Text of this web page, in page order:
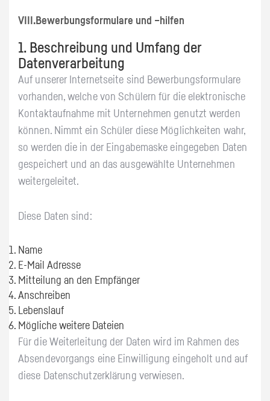
VIII.Bewerbungsformulare und –hilfen
1. Beschreibung und Umfang der
Datenverarbeitung
Auf unserer Internetseite sind Bewerbungsformulare
vorhanden, welche von Schülern für die elektronische
Kontaktaufnahme mit Unternehmen genutzt werden
können. Nimmt ein Schüler diese Möglichkeiten wahr,
so werden die in der Eingabemaske eingegeben Daten
gespeichert und an das ausgewählte Unternehmen
weitergeleitet.
Diese Daten sind:
Name
E-Mail Adresse
Mitteilung an den Empfänger
Anschreiben
Lebenslauf
Mögliche weitere Dateien
Für die Weiterleitung der Daten wird im Rahmen des
Absendevorgangs eine Einwilligung eingeholt und auf
diese Datenschutzerklärung verwiesen.